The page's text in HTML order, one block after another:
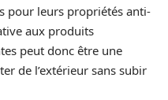
pour leurs propriétés anti-
aux produits
peut donc être une
de l’extérieur sans subir